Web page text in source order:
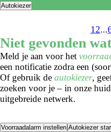
Autokiezer
1 2...
Niet gevonden
Meld je aan voor het
een notificatie zodra een
Of gebruik de autokiezer,
zoeken voor je – in onze
uitgebreide netwerk.
Voorraadalarm instellen Autokiezer